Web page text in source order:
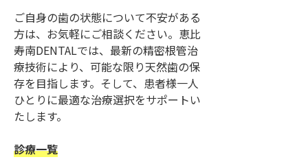
ご自身の歯の状態について不安がある
方は、お気軽にご相談ください。恵比
寿南DENTALでは、最新の精密根管治
療技術により、可能な限り天然歯の保
存を目指します。そして、患者様一人
ひとりに最適な治療選択をサポートい
たします。
診療一覧